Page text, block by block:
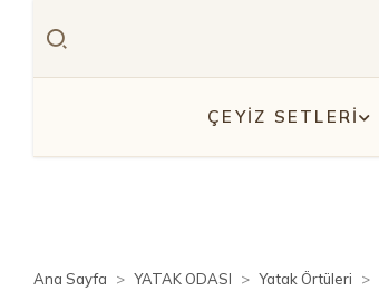
ÇEYİZ SETLERİ
Ana Sayfa YATAK ODASI Yatak Örtüleri